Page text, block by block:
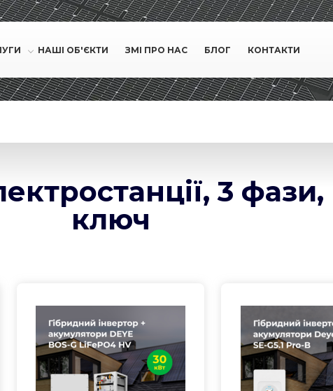
НАШІ ОБ'ЄКТИ ЗМІ ПРО НАС БЛОГ КОНТАКТИ
3 фази,
ключ